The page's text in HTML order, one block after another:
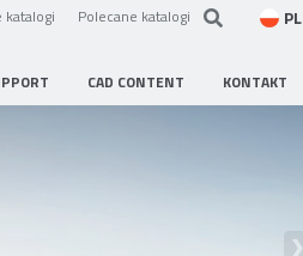
katalogi Polecane katalogi PL
CAD CONTENT KONTAKT